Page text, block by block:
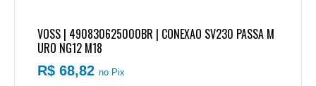
VOSS | 490830625000BR | CONEXAO SV230 PASSA M
URO NG12 M18
R$ 68,82no Pix